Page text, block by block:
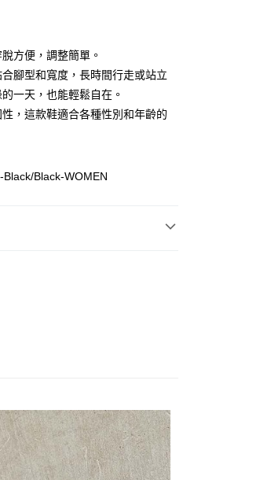
方便，調整簡單。
腳型和寬度，長時間行走或站立
一天，也能輕鬆自在。
，這款鞋適合各種性別和年齡的
Black/Black-WOMEN